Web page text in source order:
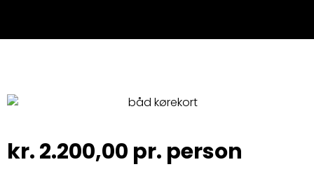
kr.2.200,00 pr. person